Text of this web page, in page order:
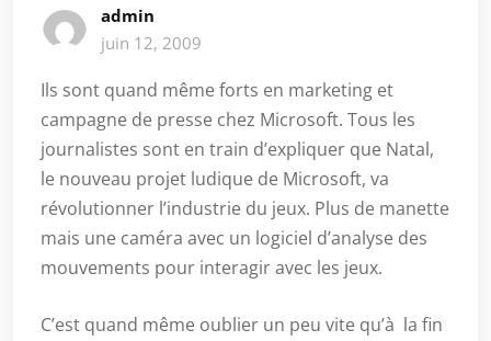
admin
juin 12, 2009
Ils sont quand même forts en marketing et
campagne de presse chez Microsoft. Tous les
journalistes sont en train d’expliquer que Natal,
le nouveau projet ludique de Microsoft, va
révolutionner l’industrie du jeux. Plus de manette
mais une caméra avec un logiciel d’analyse des
mouvements pour interagir avec les jeux.
C’est quand même oublier un peu vite qu’à la fin